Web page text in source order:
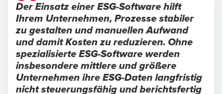
Der Einsatz einer ESG-Software hilft
Ihrem Unternehmen, Prozesse stabiler
zu gestalten und manuellen Aufwand
und damit Kosten zu reduzieren. Ohne
spezialisierte ESG-Software werden
insbesondere mittlere und größere
Unternehmen ihre ESG-Daten langfristig
nicht steuerungsfähig und berichtsfertig